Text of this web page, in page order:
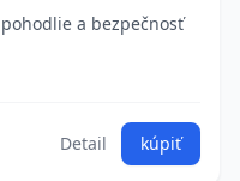
a bezpečnosť
Detail kúpiť